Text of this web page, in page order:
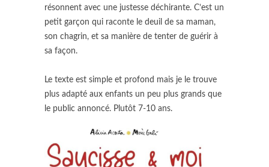
résonnent avec une justesse déchirante. C’est un
petit garçon qui raconte le deuil de sa maman,
son chagrin, et sa manière de tenter de guérir à
sa façon.
Le texte est simple et profond mais je le trouve
plus adapté aux enfants un peu plus grands que
le public annoncé. Plutôt 7-10 ans.